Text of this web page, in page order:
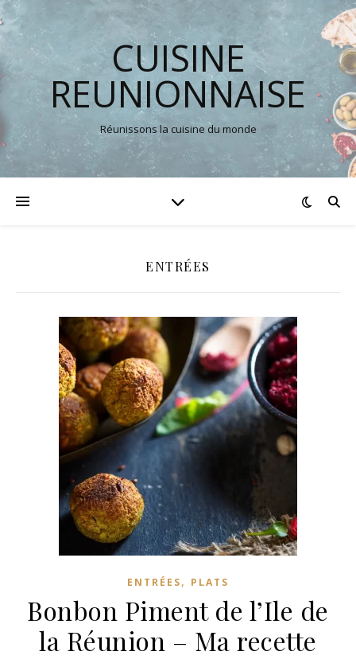
CUISINE
REUNIONNAISE
Réunissons la cuisine du monde
ENTRÉES
ENTRÉES, PLATS
Bonbon Piment de l’Ile de
la Réunion – Ma recette